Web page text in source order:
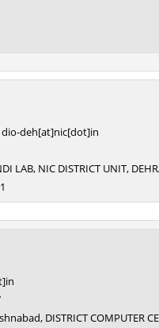
dio-deh[at]nic[dot]in
LAB, NIC DISTRICT UNIT,
DISTRICT COMPUTER